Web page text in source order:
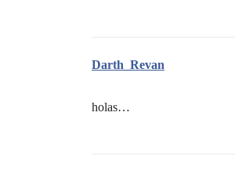
Darth_Revan
holas…